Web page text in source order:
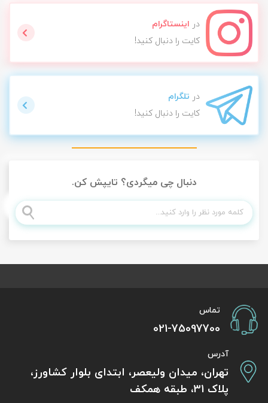
در اینستاگرام
کایت را دنبال کنید!
در تلگرام
کایت را دنبال کنید!
دنبال چی میگردی؟ تایپش کن.
تماس
021-75097700
آدرس
تهران، میدان ولیعصر، ابتدای بلوار کشاورز،
پلاک 31، طبقه همکف